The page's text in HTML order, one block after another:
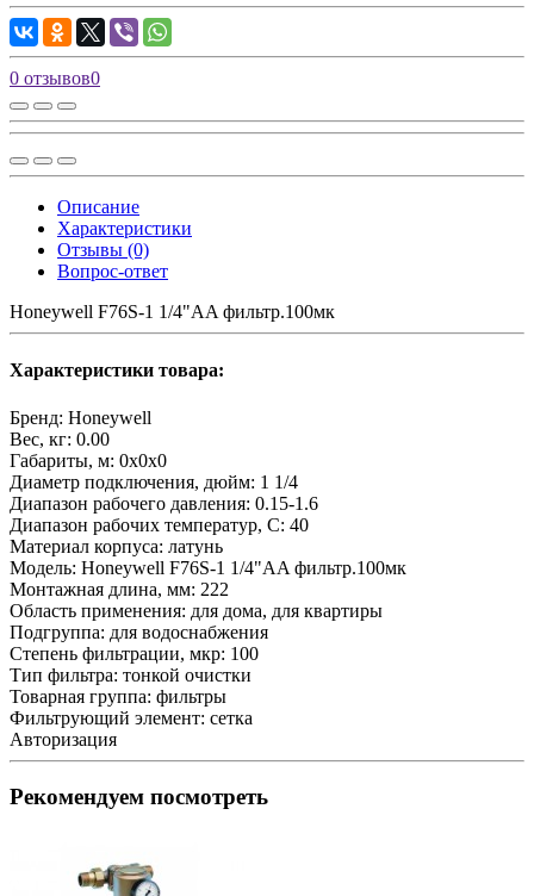
0 отзывов0
Описание
Характеристики
Отзывы (0)
Вопрос-ответ
Honeywell F76S-1 1/4"AA фильтр.100мк
Характеристики товара:
Бренд: Honeywell
Вес, кг: 0.00
Габариты, м: 0x0x0
Диаметр подключения, дюйм: 1 1/4
Диапазон рабочего давления: 0.15-1.6
Диапазон рабочих температур, С: 40
Материал корпуса: латунь
Модель: Honeywell F76S-1 1/4"AA фильтр.100мк
Монтажная длина, мм: 222
Область применения: для дома, для квартиры
Подгруппа: для водоснабжения
Степень фильтрации, мкр: 100
Тип фильтра: тонкой очистки
Товарная группа: фильтры
Фильтрующий элемент: сетка
Авторизация
Рекомендуем посмотреть